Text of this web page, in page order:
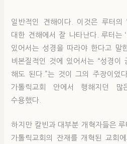
일반적인 견해이다. 이것은 루터의 ‘
대한 견해에서 잘 나타난다. 루터는
있어서는 성경을 따라야 한다고 말
비본질적인 것에 있어서는 “성경이
해도 된다.”는 것이 그의 주장이었
가톨릭교회 안에서 행해지던
수용했다.
하지만 칼빈과 대부분 개혁자들은
가톨릭교회의 잔재를 개혁된 교회